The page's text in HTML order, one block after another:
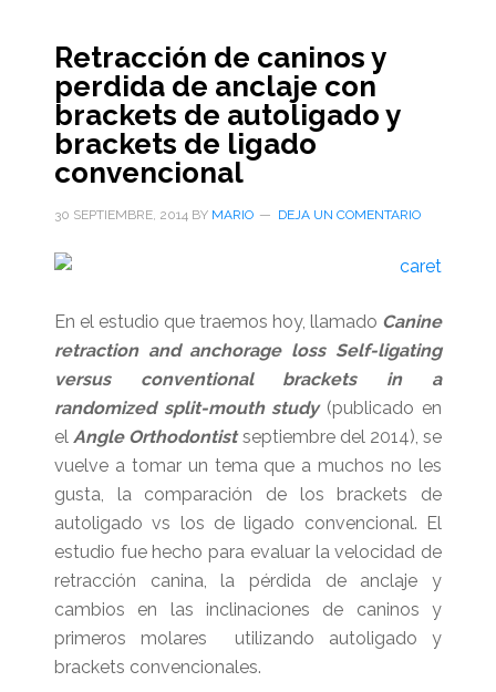
Retracción de caninos y
perdida de anclaje con
brackets de autoligado y
brackets de ligado
convencional
30 SEPTIEMBRE, 2014BY MARIO DEJA UN COMENTARIO
En el estudio que traemos hoy, llamado Canine
retraction and anchorage loss Self-ligating
versus conventional brackets in a
randomized split-mouth study (publicado en
elAngle Orthodontistseptiembre del 2014), se
vuelve a tomar un tema que a muchos no les
gusta, la comparación de los brackets de
autoligado vs los de ligado convencional. El
estudio fue hecho para evaluar la velocidad de
retracción canina, la pérdida de anclaje y
cambios en las inclinaciones de caninos y
primeros molares utilizando autoligado y
brackets convencionales.